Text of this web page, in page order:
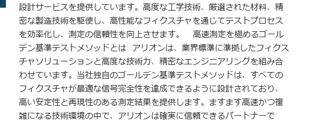
設計サービスを提供しています。高度な工学技術、厳選された材料、精
密な製造技術を駆使し、高性能なフィクスチャを通じてテストプロセス
を効率化し、測定の信頼性を向上させます。 高速測定を極めるゴール
デン基準テストメソッドとは アリオンは、業界標準に準拠したフィクス
チャソリューションと高度な技術力、精密なエンジニアリングを組み合
わせています。当社独自のゴールデン基準テストメソッドは、すべての
フィクスチャが最適な信号完全性を達成できるように設計されており、
高い安定性と再現性のある測定結果を提供します。ますます高速かつ複
雑になる技術環境の中で、アリオンは確実に信頼できるパートナーで